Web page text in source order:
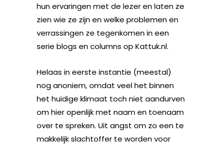
hun ervaringen met de lezer en laten ze
zien wie ze zijn en welke problemen en
verrassingen ze tegenkomen in een
serie blogs en columns op Kattuk.nl.
Helaas in eerste instantie (meestal)
nog anoniem, omdat veel het binnen
het huidige klimaat toch niet aandurven
om hier openlijk met naam en toenaam
over te spreken. Uit angst om zo een te
makkelijk slachtoffer te worden voor